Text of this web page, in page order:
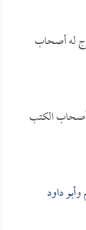
له أصحاب
الكتب
وأبو داود